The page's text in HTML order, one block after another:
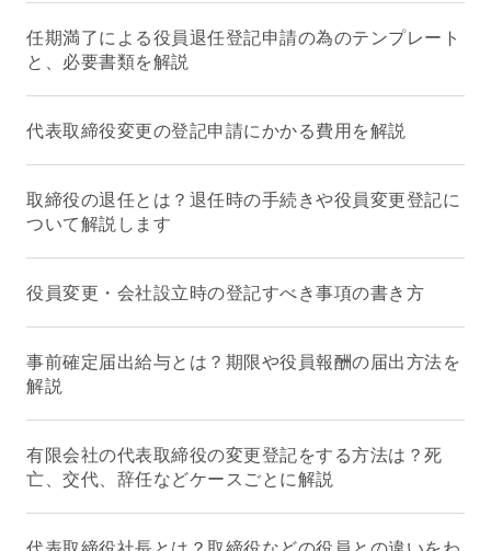
任期満了による役員退任登記申請の為のテンプレート
と、必要書類を解説
代表取締役変更の登記申請にかかる費用を解説
取締役の退任とは？退任時の手続きや役員変更登記に
ついて解説します
役員変更・会社設立時の登記すべき事項の書き方
事前確定届出給与とは？期限や役員報酬の届出方法を
解説
有限会社の代表取締役の変更登記をする方法は？死
亡、交代、辞任などケースごとに解説